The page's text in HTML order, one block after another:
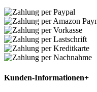
Kunden-Informationen+